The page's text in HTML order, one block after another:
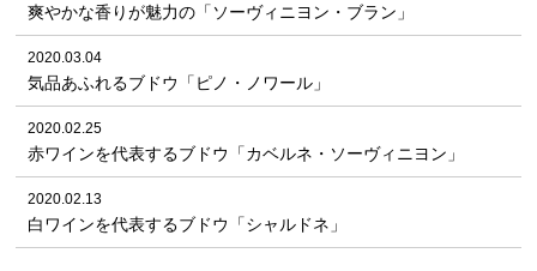
爽やかな香りが魅力の「ソーヴィニヨン・ブラン」
2020.03.04
気品あふれるブドウ「ピノ・ノワール」
2020.02.25
赤ワインを代表するブドウ「カベルネ・ソーヴィニヨン」
2020.02.13
白ワインを代表するブドウ「シャルドネ」